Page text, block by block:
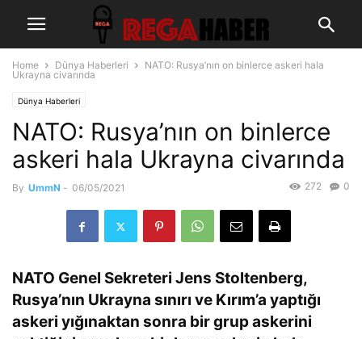
Home Dünya Haberleri
NATO: Rusya’nın on binlerce askeri hala
Ukrayna civarında
Dünya Haberleri
NATO: Rusya’nın on binlerce
askeri hala Ukrayna civarında
By UmmN - 06/05/2021 0
272
NATO Genel Sekreteri Jens Stoltenberg,
Rusya’nın Ukrayna sınırı ve Kırım’a yaptığı
askeri yığınaktan sonra bir grup askerini